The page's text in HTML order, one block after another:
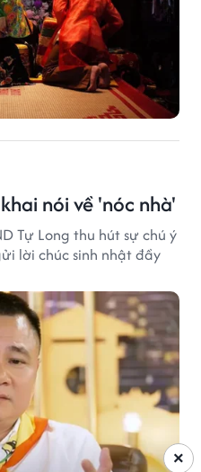
nói về 'nóc nhà'
Tự Long thu hút sự chú ý
lời chúc sinh nhật đầy
×